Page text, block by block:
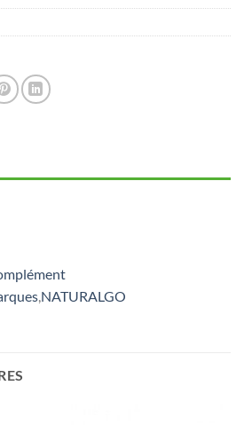
,NATURALGO